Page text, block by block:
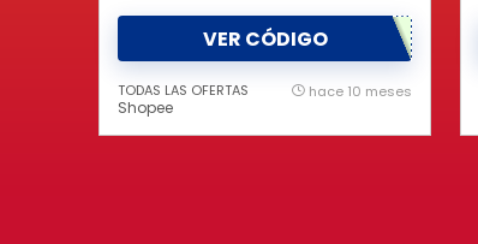
VER CÓDIGO
TODAS LAS OFERTAS
Shopee
hace 10 meses